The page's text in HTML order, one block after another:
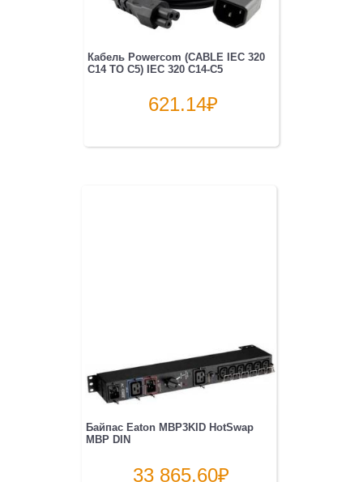
Кабель Powercom (CABLE IEC 320
C14 TO C5) IEC 320 C14-C5
621.14₽
Байпас Eaton MBP3KID HotSwap
MBP DIN
33 865.60₽